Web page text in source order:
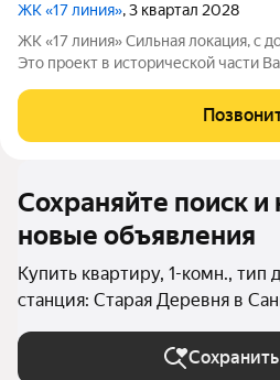
ЖК «17 линия», 3 квартал 2028
ЖК «17 линия» Сильная локация, с долгосрочной ценностью!
Это проект в исторической части
школы, детские сады, спортивная и
инфраструктура. До метро
Сохраняйте поиск и
новые объявления
Купить квартиру, 1-комн.,
станция: Старая Деревня в